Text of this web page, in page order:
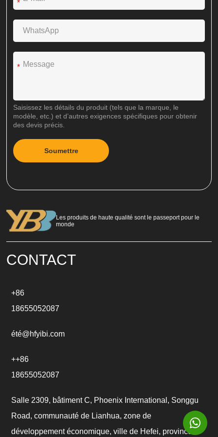
Les produits de haute qualité sont le passeport pour le
monde
CONTACT
+86
18655052087
été@hfyibi.com
++86
18655052087
Salle 2309, bâtiment C, Phoenix International, Songgu
Road, communauté de Lianhua, zone de
développement économique, ville de Hefei, province
*
*
Saisissez les détails du produit (tels que la marque, le
modèle, etc.) et d’autres exigences spécifiques pour obtenir
des devis précis.
Soumettre
e
n
a
e
: